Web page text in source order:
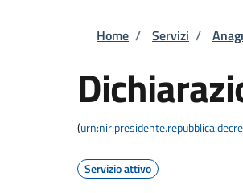
Briciole di
Home / Servizi /
(
Servizio attivo